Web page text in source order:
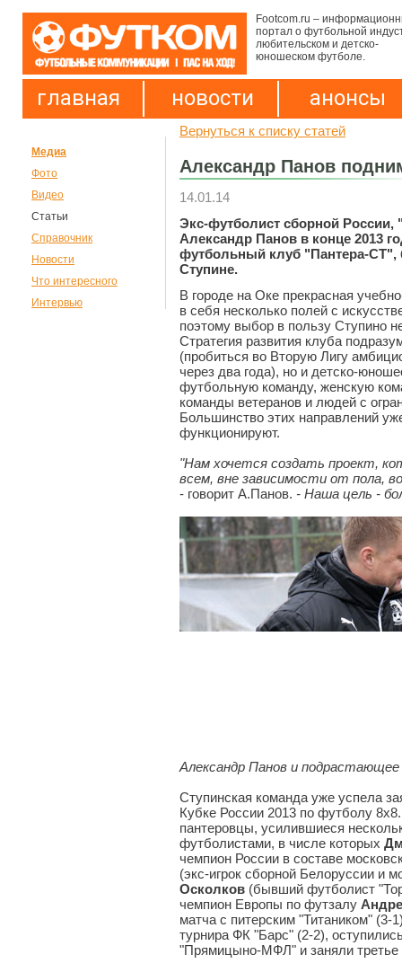
Footcom.ru –
портал о футбольной
любительском и детско-
юношеском футболе.
главная новости анонсы
Медиа
Фото
Видео
Статьи
Справочник
Новости
Что интересного
Интервью
Вернуться к списку статей
Александр Панов
14.01.14
Экс-футболист сборной
Александр Панов в конце 2013
футбольный клуб "Пантера-
Ступине.
В городе на Оке прекрасная
в себя несколько полей с
поэтому выбор в пользу Ступино
Стратегия развития клуба
(пробиться во Вторую Лигу
через два года), но и детско-
футбольную команду, женскую
команды ветеранов и людей с
Большинство этих направлений
функционируют.
"Нам хочется создать проект,
всем, вне зависимости от пола,
- говорит А.Панов. - Наша цель -
Александр Панов и
Ступинская команда уже успела
Кубке России 2013 по футболу
пантеровцы, усилившиеся
футболистами, в числе которых
чемпион России в составе
(экс-игрок сборной Белоруссии и
Осколков (бывший футболист
чемпион Европы по футзалу
матча с питерским "Титаником"
турнира ФК "Барс" (2-2),
"Прямицыно-МФЛ" и заняли третье